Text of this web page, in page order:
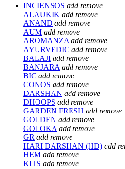
INCIENSOS add remove
ALAUKIK add remove
ANAND add remove
AUM add remove
AROMANZA add remove
AYURVEDIC add remove
BALAJI add remove
BANJARA add remove
BIC add remove
CONOS add remove
DARSHAN add remove
DHOOPS add remove
GARDEN FRESH add remove
GOLDEN add remove
GOLOKA add remove
GR add remove
HARI DARSHAN (HD) add
HEM add remove
KITS add remove